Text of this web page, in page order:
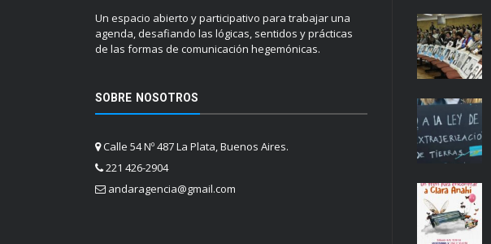
Un espacio abierto y participativo para trabajar una
agenda, desafiando las lógicas, sentidos y prácticas
de las formas de comunicación hegemónicas.
SOBRE NOSOTROS
Calle 54 Nº 487 La Plata, Buenos Aires.
221 426-2904
andaragencia@gmail.com